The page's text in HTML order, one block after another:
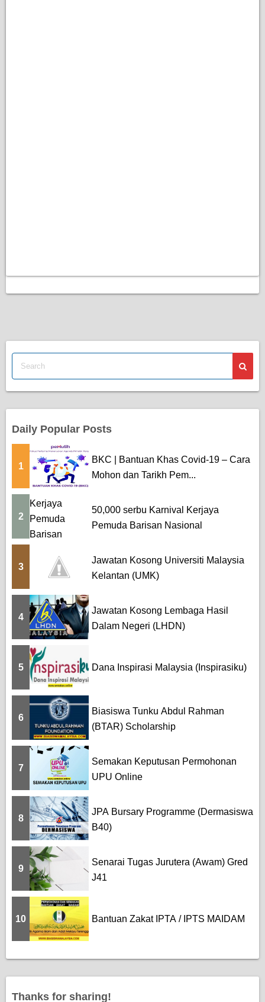
Daily Popular Posts
1
BKC | Bantuan Khas Covid-19 – Cara
Mohon dan Tarikh Pem...
2
50,000 serbu Karnival Kerjaya
Pemuda Barisan Nasional
3
Jawatan Kosong Universiti Malaysia
Kelantan (UMK)
4
Jawatan Kosong Lembaga Hasil
Dalam Negeri (LHDN)
5 Dana Inspirasi Malaysia (Inspirasiku)
6
Biasiswa Tunku Abdul Rahman
(BTAR) Scholarship
7
Semakan Keputusan Permohonan
UPU Online
8
JPA Bursary Programme (Dermasiswa
B40)
9
Senarai Tugas Jurutera (Awam) Gred
J41
10 Bantuan Zakat IPTA / IPTS MAIDAM
Thanks for sharing!